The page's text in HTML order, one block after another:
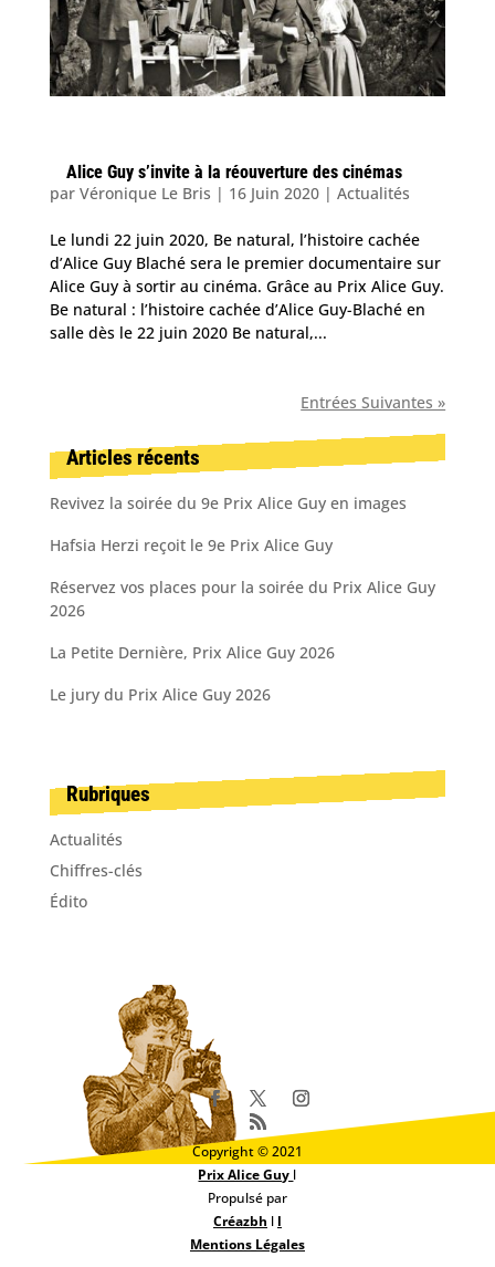
Alice Guy s’invite à la réouverture des cinémas
par Véronique Le Bris | 16 Juin 2020| Actualités
Le lundi 22 juin 2020, Be natural, l’histoire cachée
d’Alice Guy Blaché sera le premier documentaire sur
Alice Guy à sortir au cinéma. Grâce au Prix Alice Guy.
Be natural : l’histoire cachée d’Alice Guy-Blaché en
salle dès le 22 juin 2020 Be natural,...
Entrées Suivantes »
Articles récents
Revivez la soirée du 9e Prix Alice Guy en images
Hafsia Herzi reçoit le 9e Prix Alice Guy
Réservez vos places pour la soirée du Prix Alice Guy
2026
La Petite Dernière, Prix Alice Guy 2026
Le jury du Prix Alice Guy 2026
Rubriques
Actualités
Chiffres-clés
Édito
Copyright © 2021
Prix Alice Guy l
Propulsé par
Créazbh l l
Mentions Légales